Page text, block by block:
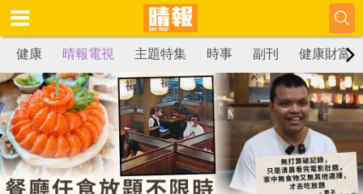
健康 晴報電視 主題特集 時事 副刊 健康財富